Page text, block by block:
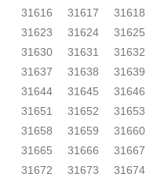
31616
31617 31618
31623
31624 31625
31630
31631 31632
31637
31638 31639
31644
31645 31646
31651
31652 31653
31658
31659 31660
31665
31666 31667
31672
31673 31674